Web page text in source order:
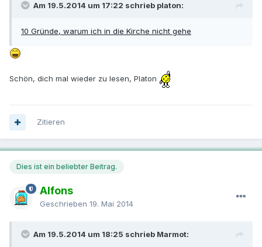
Am 19.5.2014 um 17:22 schrieb platon:
10 Gründe, warum ich in die Kirche nicht gehe
Schön, dich mal wieder zu lesen, Platon
Zitieren
Dies ist ein beliebter Beitrag.
Alfons
Geschrieben 19. Mai 2014
Am 19.5.2014 um 18:25 schrieb Marmot: